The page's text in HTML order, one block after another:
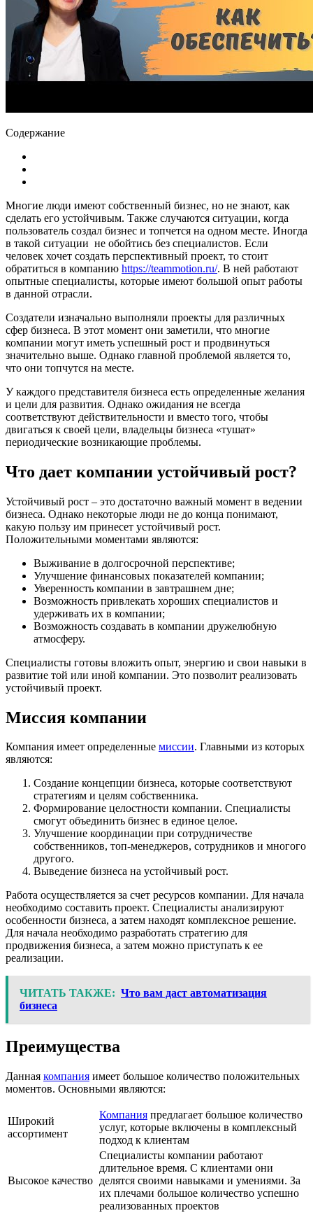
Содержание
Многие люди имеют собственный бизнес, но не знают, как
сделать его устойчивым. Также случаются ситуации, когда
пользователь создал бизнес и топчется на одном месте. Иногда
в такой ситуации не обойтись без специалистов. Если
человек хочет создать перспективный проект, то стоит
обратиться в компанию https://teammotion.ru/. В ней работают
опытные специалисты, которые имеют большой опыт работы
в данной отрасли.
Создатели изначально выполняли проекты для различных
сфер бизнеса. В этот момент они заметили, что многие
компании могут иметь успешный рост и продвинуться
значительно выше. Однако главной проблемой является то,
что они топчутся на месте.
У каждого представителя бизнеса есть определенные желания
и цели для развития. Однако ожидания не всегда
соответствуют действительности и вместо того, чтобы
двигаться к своей цели, владельцы бизнеса «тушат»
периодические возникающие проблемы.
Что дает компании устойчивый рост?
Устойчивый рост – это достаточно важный момент в ведении
бизнеса. Однако некоторые люди не до конца понимают,
какую пользу им принесет устойчивый рост.
Положительными моментами являются:
Выживание в долгосрочной перспективе;
Улучшение финансовых показателей компании;
Уверенность компании в завтрашнем дне;
Возможность привлекать хороших специалистов и
удерживать их в компании;
Возможность создавать в компании дружелюбную
атмосферу.
Специалисты готовы вложить опыт, энергию и свои навыки в
развитие той или иной компании. Это позволит реализовать
устойчивый проект.
Миссия компании
Компания имеет определенные миссии. Главными из которых
являются:
Создание концепции бизнеса, которые соответствуют
стратегиям и целям собственника.
Формирование целостности компании. Специалисты
смогут объединить бизнес в единое целое.
Улучшение координации при сотрудничестве
собственников, топ-менеджеров, сотрудников и многого
другого.
Выведение бизнеса на устойчивый рост.
Работа осуществляется за счет ресурсов компании. Для начала
необходимо составить проект. Специалисты анализируют
особенности бизнеса, а затем находят комплексное решение.
Для начала необходимо разработать стратегию для
продвижения бизнеса, а затем можно приступать к ее
реализации.
ЧИТАТЬ ТАКЖЕ: Что вам даст автоматизация
бизнеса
Преимущества
Данная компания имеет большое количество положительных
моментов. Основными являются:
Широкий
ассортимент
Компания предлагает большое количество
услуг, которые включены в комплексный
подход к клиентам
Высокое качество
Специалисты компании работают
длительное время. С клиентами они
делятся своими навыками и умениями. За
их плечами большое количество успешно
реализованных проектов